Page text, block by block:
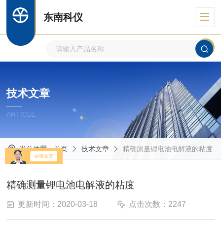
东南科仪
技术文章
ARTICLE
当前位置：首页 技术文章 精确测量锂电池电解液的粘度
精确测量锂电池电解液的粘度
更新时间：2020-03-18 点击次数：2247